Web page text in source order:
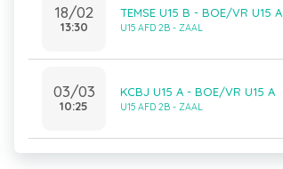
18/02
13:30
TEMSE U15 B - BOE/VR U15 A
U15 AFD 2B - ZAAL
03/03
10:25
KCBJ U15 A - BOE/VR U15 A
U15 AFD 2B - ZAAL